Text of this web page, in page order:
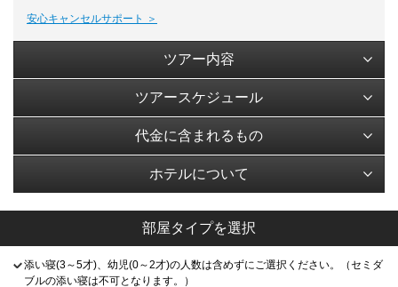
安心キャンセルサポート ＞
ツアー内容
ツアースケジュール
代金に含まれるもの
ホテルについて
部屋タイプを選択
添い寝(3～5才)、幼児(0～2才)の人数は含めずにご選択ください。（セミダ
ブルの添い寝は不可となります。）